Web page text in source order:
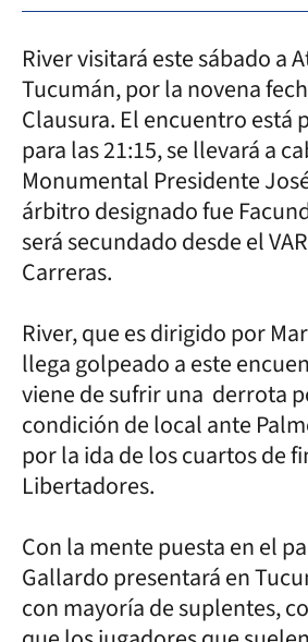
River visitará este sábado a
Tucumán, por la novena
Clausura. El encuentro está
para las 21:15, se llevará a
Monumental Presidente
árbitro designado fue
será secundado desde el
Carreras.
River, que es dirigido por
llega golpeado a este
viene de sufrir una derrota
condición de local ante
por la ida de los cuartos de
Libertadores.
Con la mente puesta en el
Gallardo presentará en
con mayoría de suplentes,